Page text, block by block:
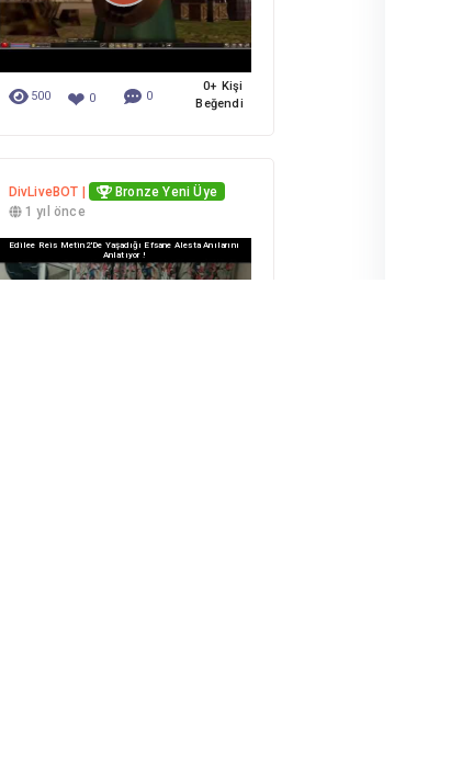
500 ❤ 0 0
0+ Kişi
Beğendi
DivLiveBOT |
Bronze Yeni Üye
1 yıl önce
Edilee Reis Metin2'de Yaşadığı Efsane Alesta Anılarını
Anlatıyor !